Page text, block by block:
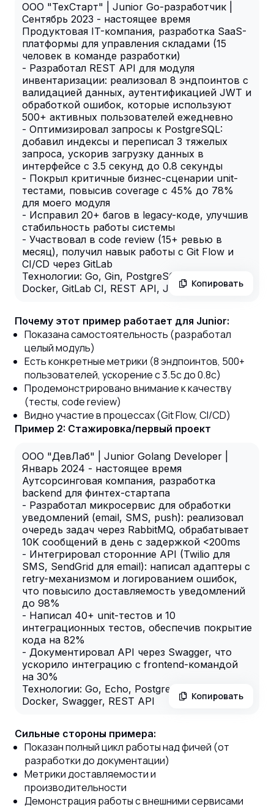
ООО "ТехСтарт" | Junior Go-разработчик |
Сентябрь 2023 - настоящее время
Продуктовая IT-компания, разработка SaaS-
платформы для управления складами (15
человек в команде разработки)
- Разработал REST API для модуля
инвентаризации: реализовал 8 эндпоинтов с
валидацией данных, аутентификацией JWT и
обработкой ошибок, которые используют
500+ активных пользователей ежедневно
- Оптимизировал запросы к PostgreSQL:
добавил индексы и переписал 3 тяжелых
запроса, ускорив загрузку данных в
интерфейсе с 3.5 секунд до 0.8 секунды
- Покрыл критичные бизнес-сценарии unit-
тестами, повысив coverage с 45% до 78%
для моего модуля
- Исправил 20+ багов в legacy-коде, улучшив
стабильность работы системы
- Участвовал в code review (15+ ревью в
месяц), получил навык работы с Git Flow и
CI/CD через GitLab
Технологии: Go, Gin, PostgreSQL, Redis,
Docker, GitLab CI, REST API, JWT Копировать
Почему этот пример работает для Junior:
Показана самостоятельность (разработал
целый модуль)
Есть конкретные метрики (8 эндпоинтов, 500+
пользователей, ускорение с 3.5с до 0.8с)
Продемонстрировано внимание к качеству
(тесты, code review)
Видно участие в процессах (Git Flow, CI/CD)
Пример 2: Стажировка/первый проект
ООО "ДевЛаб" | Junior Golang Developer |
Январь 2024 - настоящее время
Аутсорсинговая компания, разработка
backend для финтех-стартапа
- Разработал микросервис для обработки
уведомлений (email, SMS, push): реализовал
очередь задач через RabbitMQ, обрабатывает
10K сообщений в день с задержкой <200ms
- Интегрировал сторонние API (Twilio для
SMS, SendGrid для email): написал адаптеры с
retry-механизмом и логированием ошибок,
что повысило доставляемость уведомлений
до 98%
- Написал 40+ unit-тестов и 10
интеграционных тестов, обеспечив покрытие
кода на 82%
- Документировал API через Swagger, что
ускорило интеграцию с frontend-командой
на 30%
Технологии: Go, Echo, PostgreSQL, RabbitMQ,
Docker, Swagger, REST API
Копировать
Сильные стороны примера:
Показан полный цикл работы над фичей (от
разработки до документации)
Метрики доставляемости и
производительности
Демонстрация работы с внешними сервисами